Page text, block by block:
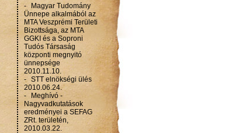
-
Magyar Tudomány
Ünnepe alkalmából az
MTA Veszprémi Területi
Bizottsága, az MTA
GGKI és a Soproni
Tudós Társaság
központi megnyitó
ünnepsége
2010.11.10.
- STT elnökségi ülés
2010.06.24.
-
Meghívó -
Nagyvadkutatások
eredményei a SEFAG
ZRt. területén,
2010.03.22.